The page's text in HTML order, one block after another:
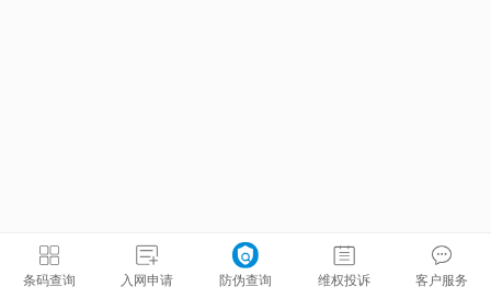
条码查询 入网申请 防伪查询 维权投诉 客户服务